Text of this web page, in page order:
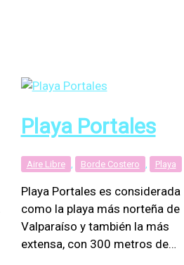
Playa Portales
Aire Libre Borde Costero Playa
Playa Portales es considerada
como la playa más norteña de
Valparaíso y también la más
extensa, con 300 metros de…